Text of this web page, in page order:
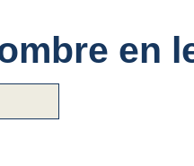
en